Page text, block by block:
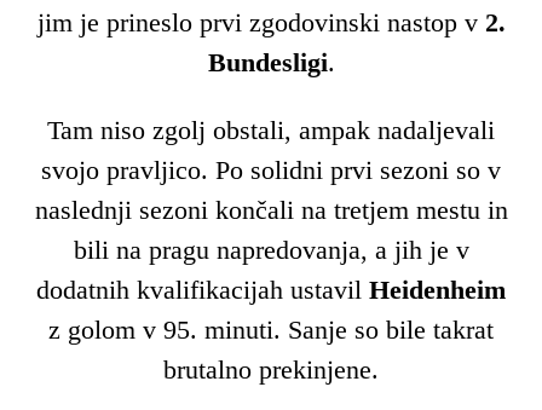
jim je prineslo prvi zgodovinski nastop v 2.
Bundesligi.
Tam niso zgolj obstali, ampak nadaljevali
svojo pravljico. Po solidni prvi sezoni so v
naslednji sezoni končali na tretjem mestu in
bili na pragu napredovanja, a jih je v
dodatnih kvalifikacijah ustavil Heidenheim
z golom v 95. minuti. Sanje so bile takrat
brutalno prekinjene.